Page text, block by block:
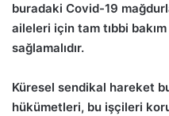
buradaki Covid-19
aileleri için tam tıbbi
sağlamalıdır.
Küresel sendikal hareket
hükümetleri, bu işçileri